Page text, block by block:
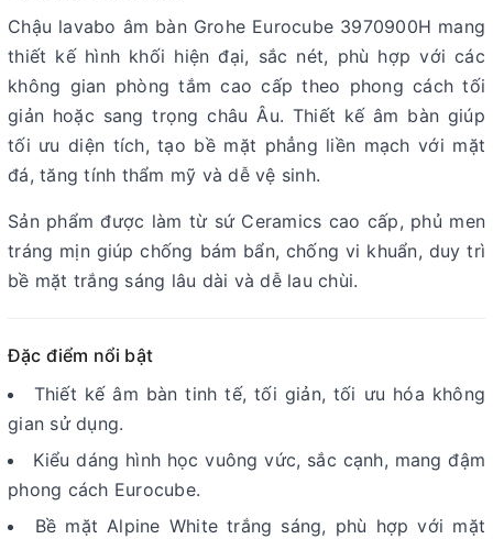
Chậu lavabo âm bàn Grohe Eurocube 3970900H mang
thiết kế hình khối hiện đại, sắc nét, phù hợp với các
không gian phòng tắm cao cấp theo phong cách tối
giản hoặc sang trọng châu Âu. Thiết kế âm bàn giúp
tối ưu diện tích, tạo bề mặt phẳng liền mạch với mặt
đá, tăng tính thẩm mỹ và dễ vệ sinh.
Sản phẩm được làm từ sứ Ceramics cao cấp, phủ men
tráng mịn giúp chống bám bẩn, chống vi khuẩn, duy trì
bề mặt trắng sáng lâu dài và dễ lau chùi.
Đặc điểm nổi bật
Thiết kế âm bàn tinh tế, tối giản, tối ưu hóa không
gian sử dụng.
Kiểu dáng hình học vuông vức, sắc cạnh, mang đậm
phong cách Eurocube.
Bề mặt Alpine White trắng sáng, phù hợp với mặt